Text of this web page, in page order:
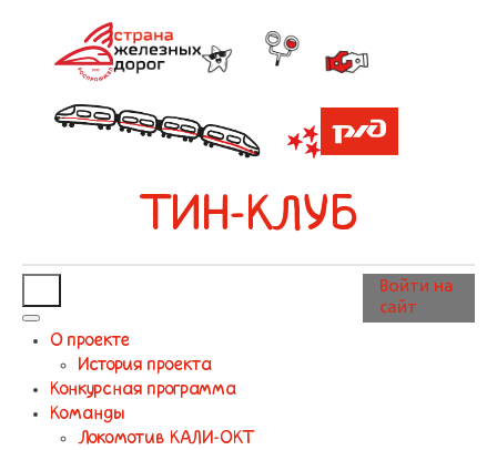
ТИН-КЛУБ
О проекте
История проекта
Конкурсная программа
Команды
Локомотив КАЛИ-ОКТ
Войти на
сайт